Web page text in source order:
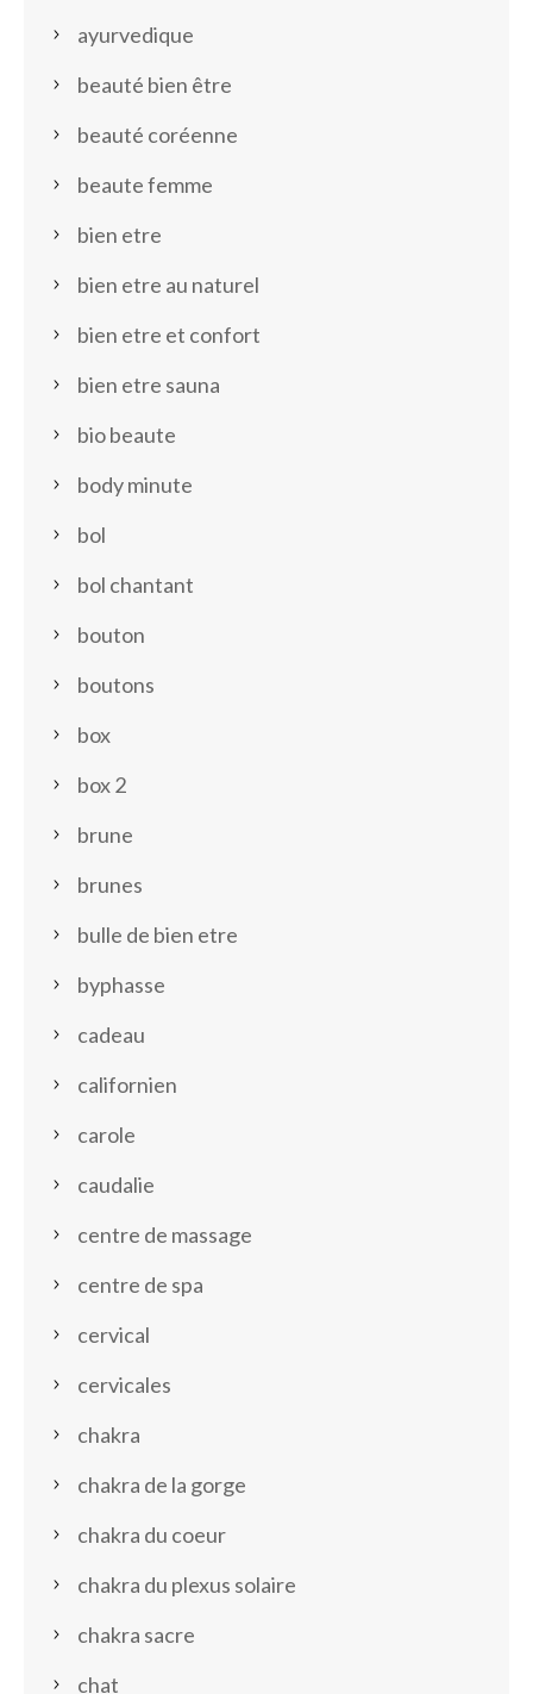
ayurvedique
beauté bien être
beauté coréenne
beaute femme
bien etre
bien etre au naturel
bien etre et confort
bien etre sauna
bio beaute
body minute
bol
bol chantant
bouton
boutons
box
box 2
brune
brunes
bulle de bien etre
byphasse
cadeau
californien
carole
caudalie
centre de massage
centre de spa
cervical
cervicales
chakra
chakra de la gorge
chakra du coeur
chakra du plexus solaire
chakra sacre
chat